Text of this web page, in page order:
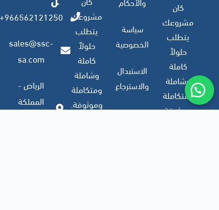
كان
مشروعك
يتطلب
حلولاً
كاملة
وشاملة
ومتكاملة
وموثوقة.
سياسة
الخصوصية
الاستبدال
والاسترجاع
مشروعك
يتطلب
حلولاً
كاملة
وشاملة
ومتكاملة
وموثوقة.
966562121250+
sales@ssc-
sa.com
الرياض -
المملكة